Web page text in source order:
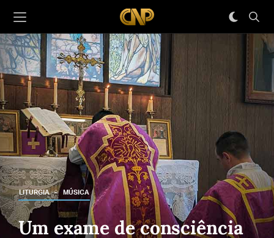
LITURGIA MÚSICA
Um exame de consciência